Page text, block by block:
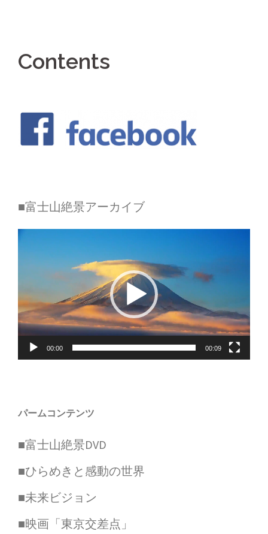
Contents
■富士山絶景アーカイブ
動
プ
レ
ー
ヤ
ー
00:00 00:09
パームコンテンツ
■富士山絶景DVD
■ひらめきと感動の世界
■未来ビジョン
■映画「東京交差点」